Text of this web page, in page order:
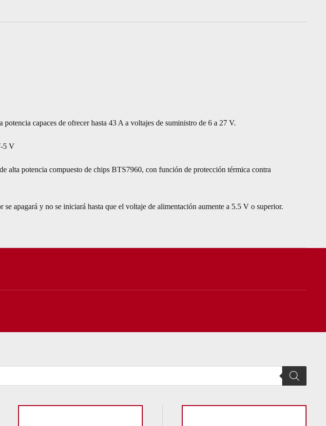
capaces de ofrecer hasta 43 A a voltajes de suministro de 6 a 27 V.
5 V
alta potencia compuesto de chips BTS7960, con función de protección térmica contra
apagará y no se iniciará hasta que el voltaje de alimentación aumente a 5.5 V o superior.